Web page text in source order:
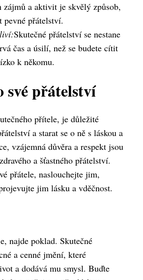
zájmů a aktivit je skvělý způsob,
pevné přátelství.
Skutečné přátelství se nestane
čas a úsilí, než se budete cítit
k někomu.
své přátelství
přítele, je důležité
a starat se o ně s láskou a
vzájemná důvěra a respekt jsou
a šťastného přátelství.
přátele, naslouchejte jim,
jim lásku a vděčnost.
najde poklad. Skutečné
a cenné jmění, které
a dodává mu smysl. Buďte